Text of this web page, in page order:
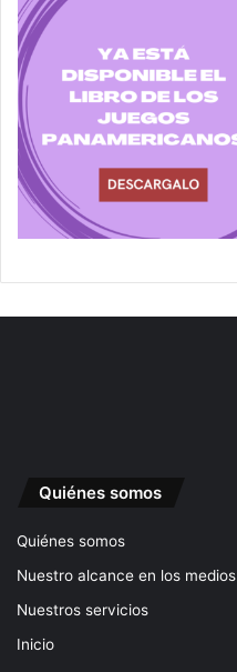
Quiénes somos
Quiénes somos
Nuestro alcance en los medios
Nuestros servicios
Inicio